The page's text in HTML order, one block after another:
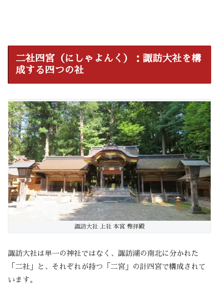
二社四宮（にしゃよんく）：諏訪大社を構
成する四つの社
諏訪大社 上社 本宮 幣拝殿
諏訪大社は単一の神社ではなく、諏訪湖の南北に分かれた
「二社」と、それぞれが持つ「二宮」の計四宮で構成されて
います。